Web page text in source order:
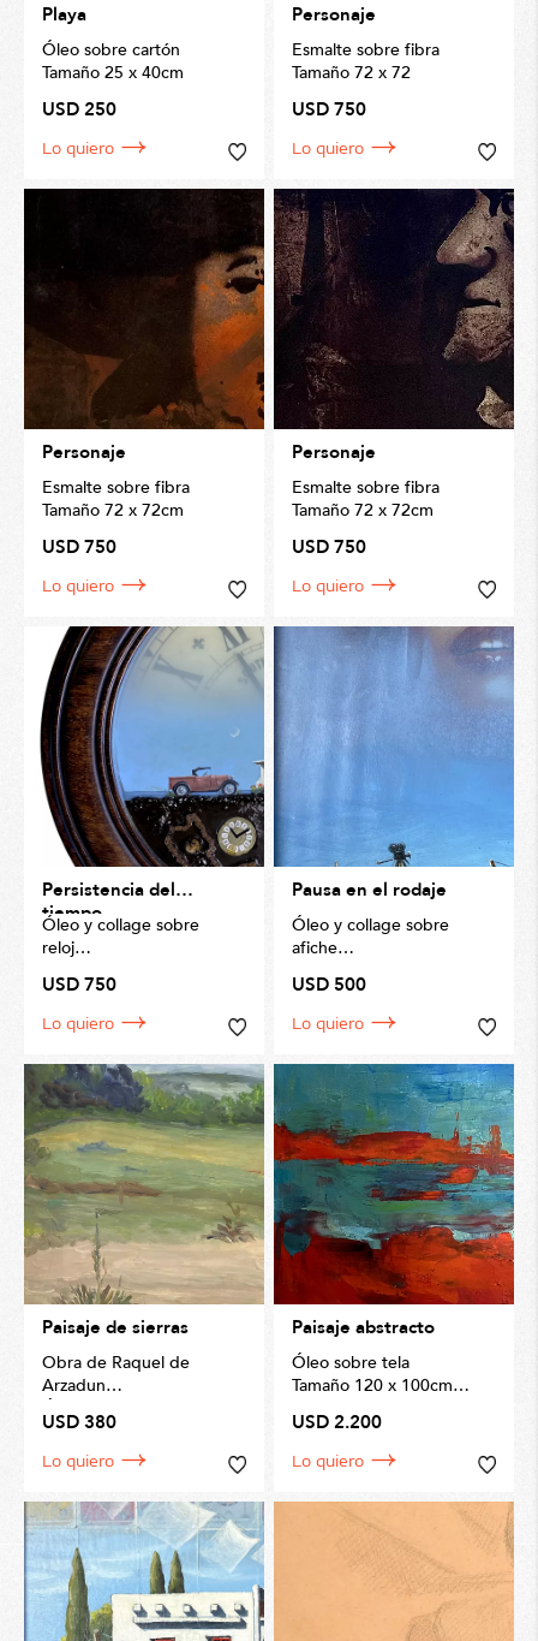
Playa
Óleo sobre cartón
Tamaño 25 x 40cm
USD 250
Lo quiero
Personaje
Esmalte sobre fibra
Tamaño 72 x 72
USD 750
Lo quiero
Personaje
Esmalte sobre fibra
Tamaño 72 x 72cm
USD 750
Lo quiero
Personaje
Esmalte sobre fibra
Tamaño 72 x 72cm
USD 750
Lo quiero
Persistencia del
tiempo
Óleo y collage sobre
reloj
50 x 50cm
USD 750
Lo quiero
Pausa en el rodaje
Óleo y collage sobre
afiche
40 x 50cm
USD 500
Lo quiero
Paisaje de sierras
Obra de Raquel de
Arzadun
USD 380
Lo quiero
Paisaje abstracto
Óleo sobre tela
Tamaño 120 x 100cm
USD 2.200
Lo quiero